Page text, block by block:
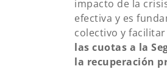
impacto de la
efectiva y es
colectivo y
las cuotas a la
la recuperación